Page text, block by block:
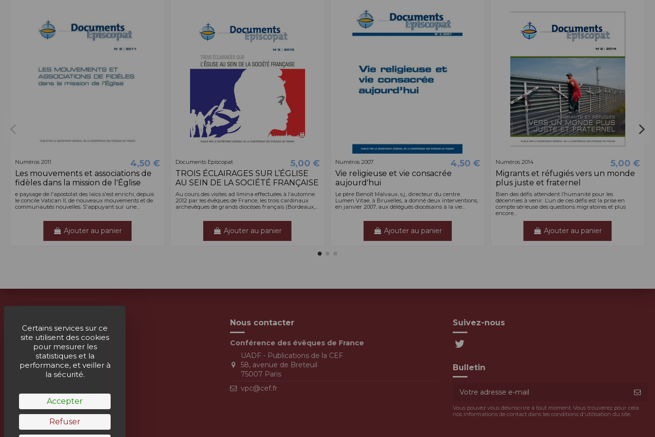
Certains services sur ce
site utilisent des cookies
pour mesurer les
statistiques et la
performance, et veiller à
la sécurité.
Accepter
Refuser
Numéros 2011 4,50 €
Les mouvements et associations de
fidèles dans la mission de l'Église
e paysage de l'apostolat des laïcs s'est enrichi, depuis
le concile Vatican II, de nouveaux mouvements et de
communautés nouvelles. S'appuyant sur une...
Ajouter au panier
Documents Episcopat 5,00 €
TROIS ÉCLAIRAGES SUR L’ÉGLISE
AU SEIN DE LA SOCIÉTÉ FRANÇAISE
Au cours des visites ad limina effectuées à l’automne
2012 par les évêques de France, les trois cardinaux
archevêques de grands diocèses français (Bordeaux,...
Ajouter au panier
Numéros 2007 4,50 €
Vie religieuse et vie consacrée
aujourd'hui
Le père Benoît Malvaux, s.j., directeur du centre
Lumen Vitae, à Bruxelles, a donné deux interventions,
en janvier 2007, aux délégués diocésains à la vie...
Ajouter au panier
Numéros 2014 5,00 €
Migrants et réfugiés vers un monde
plus juste et fraternel
Bien des défis attendent l’humanité pour les
décennies à venir. L’un de ces défis est la prise en
compte sérieuse des questions migratoires et plus
encore...
Ajouter au panier
Livraison
Mentions légales
Paiement sécurisé
Un service humain
Nous contacter
Conférence des évêques de France
UADF - Publications de la CEF
58, avenue de Breteuil
75007 Paris
vpc@cef.fr
Suivez-nous
Bulletin
Vous pouvez vous désinscrire à tout moment. Vous trouverez pour cela
nos informations de contact dans les conditions d'utilisation du site.